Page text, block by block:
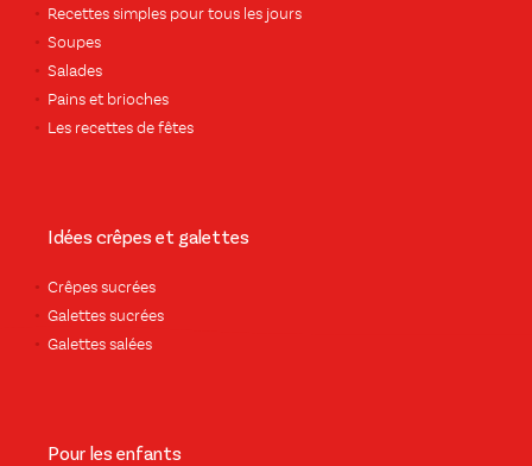
Recettes simples pour tous les jours
Soupes
Salades
Pains et brioches
Les recettes de fêtes
Idées crêpes et galettes
Crêpes sucrées
Galettes sucrées
Galettes salées
Pour les enfants